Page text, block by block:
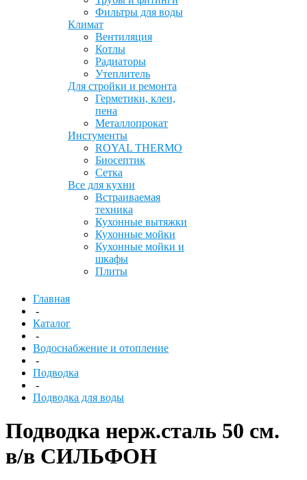
Фильтры для воды
Климат
Вентиляция
Котлы
Радиаторы
Утеплитель
Для стройки и ремонта
Герметики, клеи,
пена
Металлопрокат
Инстументы
ROYAL THERMO
Биосептик
Сетка
Все для кухни
Встраиваемая
техника
Кухонные вытяжки
Кухонные мойки
Кухонные мойки и
шкафы
Плиты
Главная
-
Каталог
-
Водоснабжение и отопление
-
Подводка
-
Подводка для воды
Подводка нерж.сталь 50 см.
в/в СИЛЬФОН